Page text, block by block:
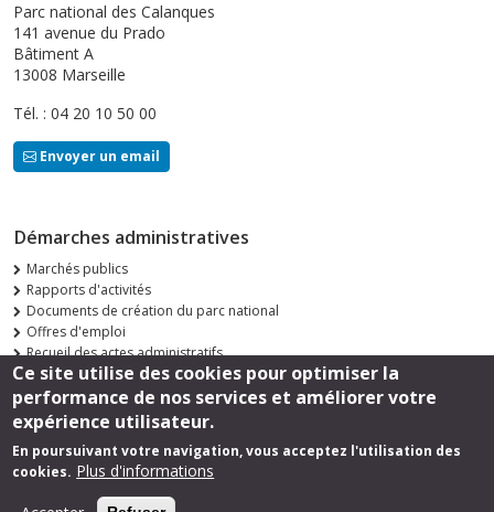
Parc national des Calanques
141 avenue du Prado
Bâtiment A
13008 Marseille
Tél. : 04 20 10 50 00
Envoyer un email
Démarches administratives
Marchés publics
Rapports d'activités
Documents de création du parc national
Offres d'emploi
Recueil des actes administratifs
Consultations publiques
Suivez-nous
Ce site utilise des cookies pour optimiser la
performance de nos services et améliorer votre
expérience utilisateur.
En poursuivant votre navigation, vous acceptez l'utilisation des
cookies. Plus d'informations